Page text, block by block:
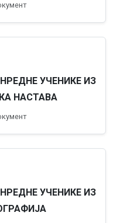
УЧЕНИКЕ ИЗ
НАСТАВА
УЧЕНИКЕ ИЗ